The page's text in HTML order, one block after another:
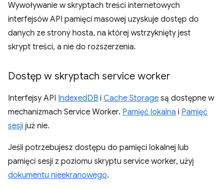
Wywoływanie w skryptach treści internetowych
interfejsów API pamięci masowej uzyskuje dostęp do
danych ze strony hosta, na której wstrzyknięty jest
skrypt treści, a nie do rozszerzenia.
Dostęp w skryptach service worker
Interfejsy API IndexedDB i Cache Storage są dostępne w
mechanizmach Service Worker. Pamięć lokalna i Pamięć
sesji już nie.
Jeśli potrzebujesz dostępu do pamięci lokalnej lub
pamięci sesji z poziomu skryptu service worker, użyj
dokumentu nieekranowego.